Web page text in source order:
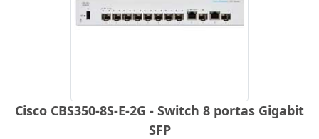
Cisco CBS350-8S-E-2G - Switch 8 portas Gigabit
SFP